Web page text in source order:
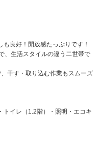
良好！開放感たっぷりです！
、生活スタイルの違う二世帯で
干す・取り込む作業もスムーズ
トイレ（1.2階）・照明・エコキ